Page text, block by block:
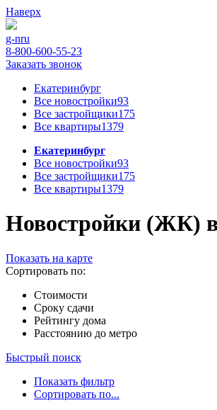
Наверх
g-nru
8-800-600-55-23
Заказать звонок
Екатеринбург
Все новостройки93
Все застройщики175
Все квартиры1379
Екатеринбург
Все новостройки93
Все застройщики175
Все квартиры1379
Новостройки (ЖК) в
Показать на карте
Сортировать по:
Стоимости
Сроку сдачи
Рейтингу дома
Расстоянию до метро
Быстрый поиск
Показать фильтр
Сортировать по...